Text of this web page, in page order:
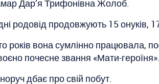
Дар’я Трифонівна Жолоб.
родовід продовжують 15 онуків,
років вона сумлінно працювала,
почесне звання «Мати-героїня».
дбає про свій побут.